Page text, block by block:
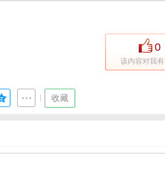
0
该内容对我
收藏